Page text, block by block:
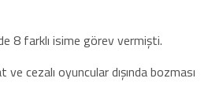
8 farklı isime görev vermişti.
cezalı oyuncular dışında bozması